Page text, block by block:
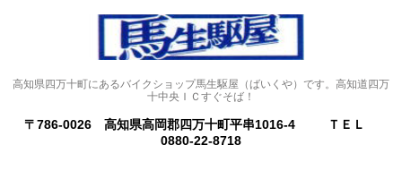
高知県四万十町にあるバイクショップ馬生駆屋（ばいくや）です。高知道四万
十中央ＩＣすぐそば！
〒786-0026 高知県高岡郡四万十町平串1016-4
ＴＥＬ
0880-22-8718